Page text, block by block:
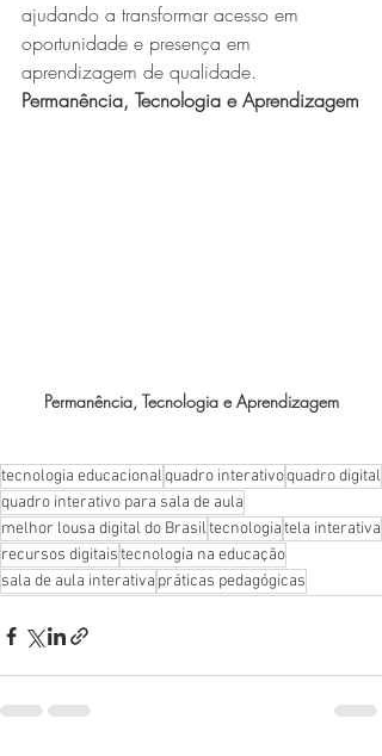
ajudando a transformar acesso em
oportunidade e presença em
aprendizagem de qualidade.
Permanência, Tecnologia e Aprendizagem
Permanência, Tecnologia e Aprendizagem
tecnologia educacionalquadro interativoquadro digital
quadro interativo para sala de aula
melhor lousa digital do Brasiltecnologiatela interativa
recursos digitaistecnologia na educação
sala de aula interativa práticas pedagógicas